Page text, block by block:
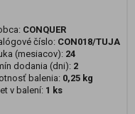
CONQUER
číslo: CON018/TUJA
(mesiacov): 24
dodania (dni): 2
balenia: 0,25 kg
v balení: 1 ks